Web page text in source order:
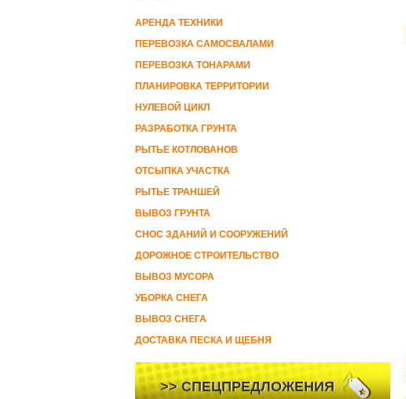
АРЕНДА ТЕХНИКИ
ПЕРЕВОЗКА САМОСВАЛАМИ
ПЕРЕВОЗКА ТОНАРАМИ
ПЛАНИРОВКА ТЕРРИТОРИИ
НУЛЕВОЙ ЦИКЛ
РАЗРАБОТКА ГРУНТА
РЫТЬЕ КОТЛОВАНОВ
ОТСЫПКА УЧАСТКА
РЫТЬЕ ТРАНШЕЙ
ВЫВОЗ ГРУНТА
СНОС ЗДАНИЙ И СООРУЖЕНИЙ
ДОРОЖНОЕ СТРОИТЕЛЬСТВО
ВЫВОЗ МУСОРА
УБОРКА СНЕГА
ВЫВОЗ СНЕГА
ДОСТАВКА ПЕСКА И ЩЕБНЯ
>> СПЕЦПРЕДЛОЖЕНИЯ